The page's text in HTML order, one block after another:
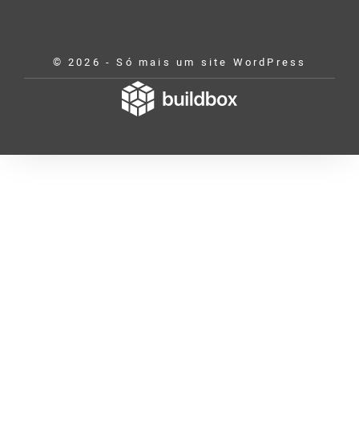
© 2026 - Só mais um site WordPress